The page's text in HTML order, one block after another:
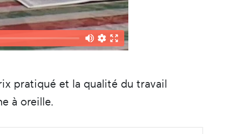
pratiqué et la qualité du travail
à oreille.